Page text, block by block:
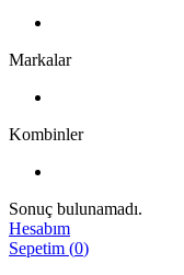
Markalar
Kombinler
Sonuç bulunamadı.
Hesabım
Sepetim (0)